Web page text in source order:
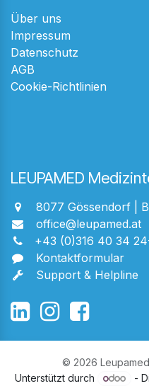
Über uns
Impressum
Datenschutz
AGB
Cookie-Richtlinien
LEUPAMED
8077 Gössendorf |
office@leupamed.at
+43 (0)316 40 34
Kontaktformular
Support & Helpline
© 2026
Unterstützt durch
-